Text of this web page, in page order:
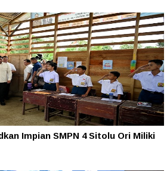
Impian SMPN 4 Sitolu Ori Miliki